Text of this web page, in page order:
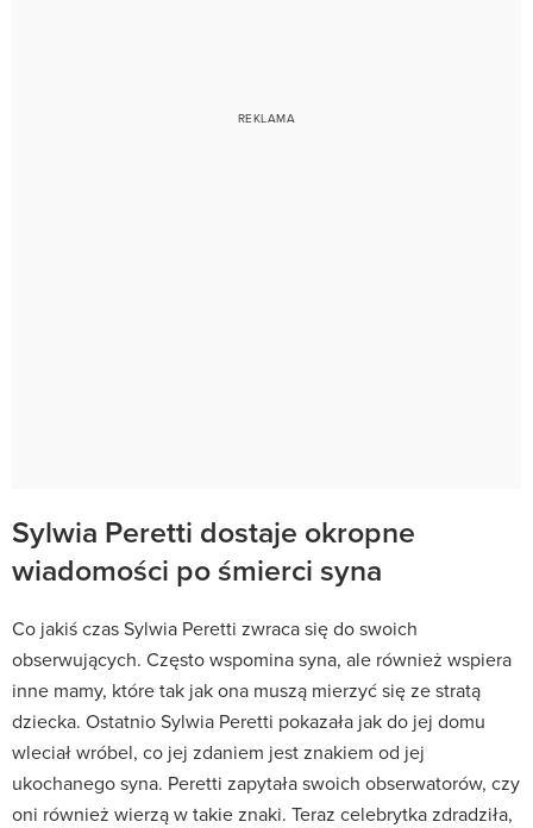
Sylwia Peretti dostaje okropne
wiadomości po śmierci syna
Co jakiś czas Sylwia Peretti zwraca się do swoich
obserwujących. Często wspomina syna, ale również wspiera
inne mamy, które tak jak ona muszą mierzyć się ze stratą
dziecka. Ostatnio Sylwia Peretti pokazała jak do jej domu
wleciał wróbel, co jej zdaniem jest znakiem od jej
ukochanego syna. Peretti zapytała swoich obserwatorów, czy
oni również wierzą w takie znaki. Teraz celebrytka zdradziła,